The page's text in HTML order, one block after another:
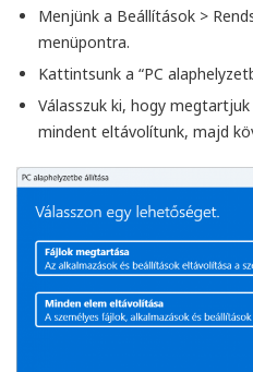
Menjünk a Beállítások >
menüpontra.
Kattintsunk a “PC
Válasszuk ki, hogy
mindent eltávolítunk, majd